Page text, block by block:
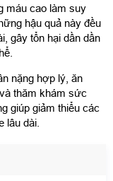
máu cao làm suy
hậu quả này đều
gây tổn hại dần dần
nặng hợp lý, ăn
thăm khám sức
giúp giảm thiểu các
lâu dài.